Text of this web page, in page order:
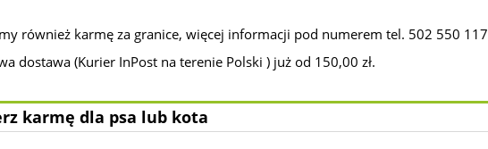
również karmę za granice, więcej informacji pod numerem tel. 502 550 117
dostawa (Kurier InPost na terenie Polski ) już od 150,00 zł.
karmę dla psa lub kota